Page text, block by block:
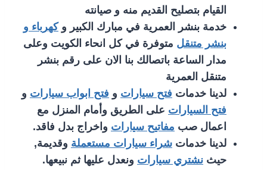
القيام بتصليح القديم منه و صيانته
خدمة بنشر العمرية في مبارك الكبير وكهرباء و
بنشر متنقل متوفرة في كل انحاء الكويت وعلى
مدار الساعة باتصالك بنا الان على رقم بنشر
متنقل العمرية
لدينا خدمات فتح سيارات و فتح ابواب سيارات و
فتح السيارات على الطريق وأمام المنزل مع
اعمال صب مفاتيح سيارات واخراج بدل فاقد.
لدينا خدمات شراء سيارات مستعملة وقديمة,
حيث نشتري سيارات ونعدل عليها ثم نبيعها.